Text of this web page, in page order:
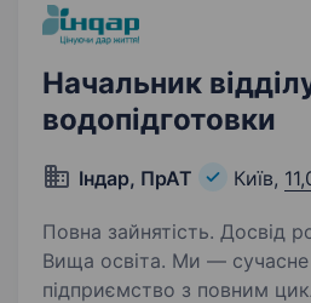
Начальник
водопідготовки
Індар, ПрАТ Київ,
Повна зайнятість. Досвід
Вища освіта. Ми — сучасне фармацевтичне
підприємство з повним